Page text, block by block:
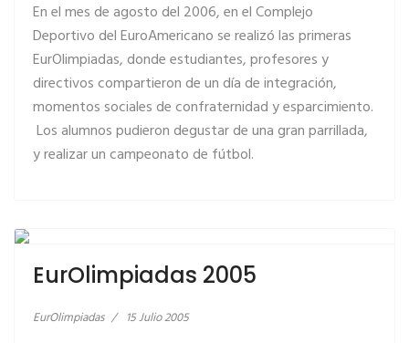
En el mes de agosto del 2006, en el Complejo
Deportivo del EuroAmericano se realizó las primeras
EurOlimpiadas, donde estudiantes, profesores y
directivos compartieron de un día de integración,
momentos sociales de confraternidad y esparcimiento.
Los alumnos pudieron degustar de una gran parrillada,
y realizar un campeonato de fútbol.
EurOlimpiadas 2005
EurOlimpiadas 15 Julio 2005